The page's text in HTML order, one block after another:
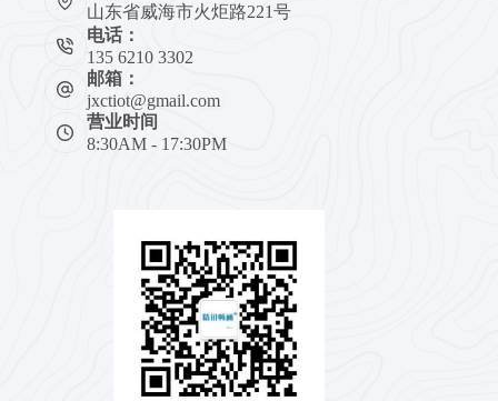
山东省威海市火炬路221号
电话：
135 6210 3302
邮箱：
jxctiot@gmail.com
营业时间
8:30AM - 17:30PM